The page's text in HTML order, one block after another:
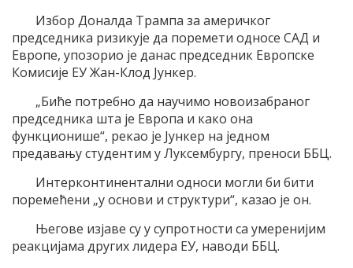
Избор Доналда Трампа за америчког
председника ризикује да поремети односе САД и
Европе, упозорио је данас председник Европске
Комисије ЕУ Жан-Клод Јункер.
„Биће потребно да научимо новоизабраног
председника шта је Европа и како она
функционише“, рекао је Јункер на једном
предавању студентим у Луксембургу, преноси ББЦ.
Интерконтинентални односи могли би бити
поремећени „у основи и структури“, казао је он.
Његове изјаве су у супротности са умеренијим
реакцијама других лидера ЕУ, наводи ББЦ.